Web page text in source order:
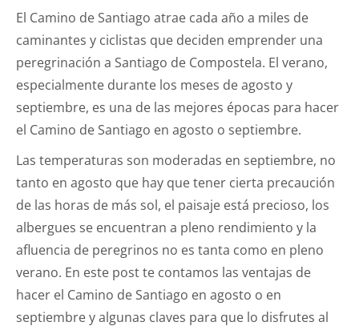
El Camino de Santiago atrae cada año a miles de
caminantes y ciclistas que deciden emprender una
peregrinación a Santiago de Compostela. El verano,
especialmente durante los meses de agosto y
septiembre, es una de las mejores épocas para hacer
el Camino de Santiago en agosto o septiembre.
Las temperaturas son moderadas en septiembre, no
tanto en agosto que hay que tener cierta precaución
de las horas de más sol​​, el paisaje está precioso, los
albergues se encuentran a pleno rendimiento y la
afluencia de peregrinos no es tanta como en pleno
verano. En este post te contamos las ventajas de
hacer el Camino de Santiago en agosto o en
septiembre y algunas claves para que lo disfrutes al